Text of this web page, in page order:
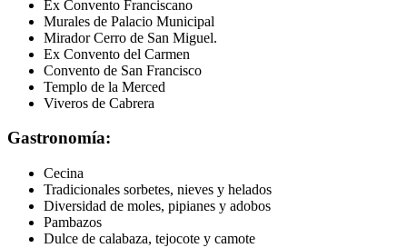
Ex Convento Franciscano
Murales de Palacio Municipal
Mirador Cerro de San Miguel.
Ex Convento del Carmen
Convento de San Francisco
Templo de la Merced
Viveros de Cabrera
Gastronomía:
Cecina
Tradicionales sorbetes, nieves y helados
Diversidad de moles, pipianes y adobos
Pambazos
Dulce de calabaza, tejocote y camote